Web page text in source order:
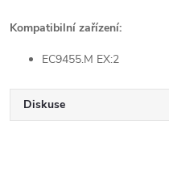
Kompatibilní zařízení:
EC9455.M EX:2
Diskuse